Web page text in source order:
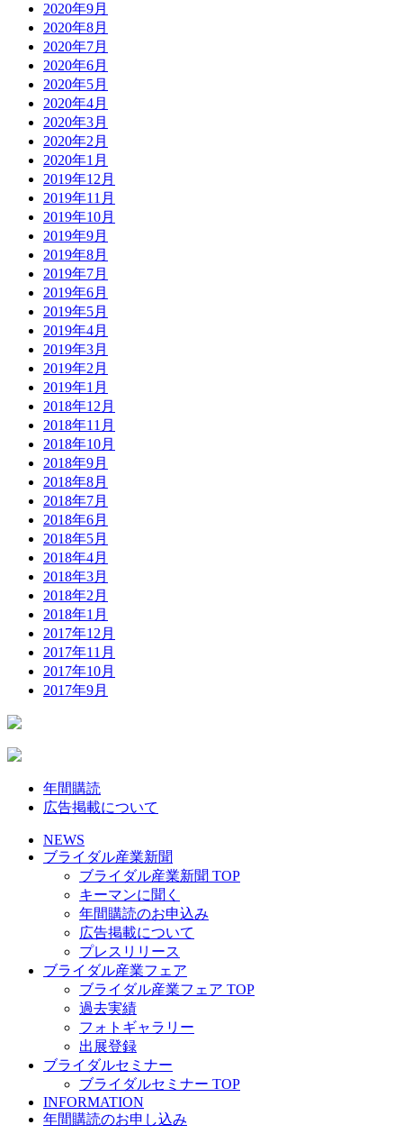
2020年9月
2020年8月
2020年7月
2020年6月
2020年5月
2020年4月
2020年3月
2020年2月
2020年1月
2019年12月
2019年11月
2019年10月
2019年9月
2019年8月
2019年7月
2019年6月
2019年5月
2019年4月
2019年3月
2019年2月
2019年1月
2018年12月
2018年11月
2018年10月
2018年9月
2018年8月
2018年7月
2018年6月
2018年5月
2018年4月
2018年3月
2018年2月
2018年1月
2017年12月
2017年11月
2017年10月
2017年9月
年間購読
広告掲載について
NEWS
ブライダル産業新聞
ブライダル産業新聞 TOP
キーマンに聞く
年間購読のお申込み
広告掲載について
プレスリリース
ブライダル産業フェア
ブライダル産業フェア TOP
過去実績
フォトギャラリー
出展登録
ブライダルセミナー
ブライダルセミナー TOP
INFORMATION
年間購読のお申し込み